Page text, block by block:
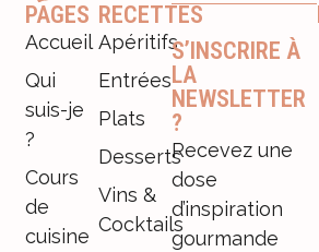
PAGES
Accueil
Qui
suis-je
?
Cours
de
cuisine
RECETTES
Apéritifs
Entrées
Plats
Desserts
Vins &
Cocktails
S’INSCRIRE À
LA
NEWSLETTER
?
Recevez une
dose
d’inspiration
gourmande